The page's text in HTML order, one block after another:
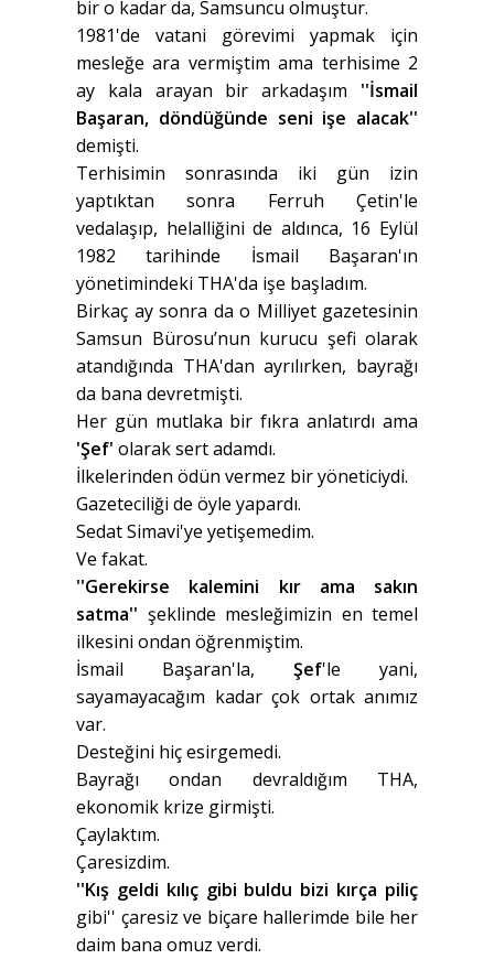
bir o kadar da, Samsuncu olmuştur.
1981'de vatani görevimi yapmak için
mesleğe ara vermiştim ama terhisime 2
ay kala arayan bir arkadaşım ''İsmail
Başaran, döndüğünde seni işe alacak''
demişti.
Terhisimin sonrasında iki gün izin
yaptıktan sonra Ferruh Çetin'le
vedalaşıp, helalliğini de aldınca, 16 Eylül
1982 tarihinde İsmail Başaran'ın
yönetimindeki THA'da işe başladım.
Birkaç ay sonra da o Milliyet gazetesinin
Samsun Bürosu’nun kurucu şefi olarak
atandığında THA'dan ayrılırken, bayrağı
da bana devretmişti.
Her gün mutlaka bir fıkra anlatırdı ama
'Şef' olarak sert adamdı.
İlkelerinden ödün vermez bir yöneticiydi.
Gazeteciliği de öyle yapardı.
Sedat Simavi'ye yetişemedim.
Ve fakat.
''Gerekirse kalemini kır ama sakın
satma'' şeklinde mesleğimizin en temel
ilkesini ondan öğrenmiştim.
İsmail Başaran'la, Şef'le yani,
sayamayacağım kadar çok ortak anımız
var.
Desteğini hiç esirgemedi.
Bayrağı ondan devraldığım THA,
ekonomik krize girmişti.
Çaylaktım.
Çaresizdim.
''Kış geldi kılıç gibi buldu bizi kırça piliç
gibi'' çaresiz ve biçare hallerimde bile her
daim bana omuz verdi.